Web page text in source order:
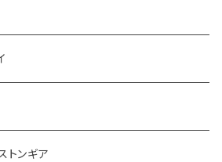
トンギア